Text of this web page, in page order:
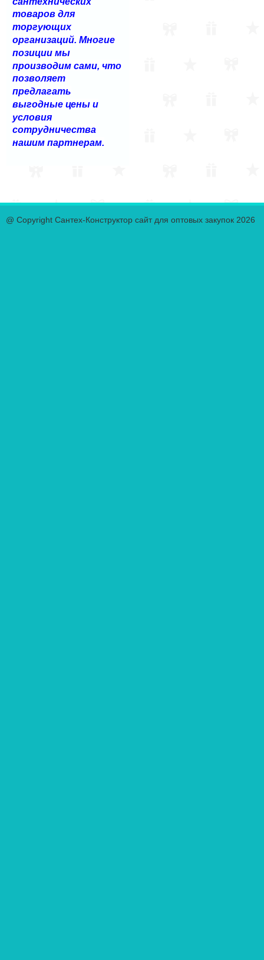
товаров для
торгующих
организаций. Многие
позиции мы
производим сами, что
позволяет
предлагать
выгодные цены и
условия
сотрудничества
нашим партнерам.
@ Copyright Сантех-Конструктор сайт для оптовых закупок 2026